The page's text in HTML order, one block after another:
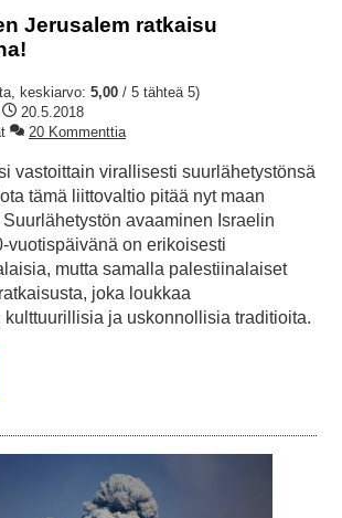
Jerusalem ratkaisu
keskiarvo: 5,00 / 5 tähteä 5)
20.5.2018
20 Kommenttia
vastoittain virallisesti suurlähetystönsä
tämä liittovaltio pitää nyt maan
avaaminen Israelin
vuotispäivänä on erikoisesti
mutta samalla palestiinalaiset
joka loukkaa
ja uskonnollisia traditioita.